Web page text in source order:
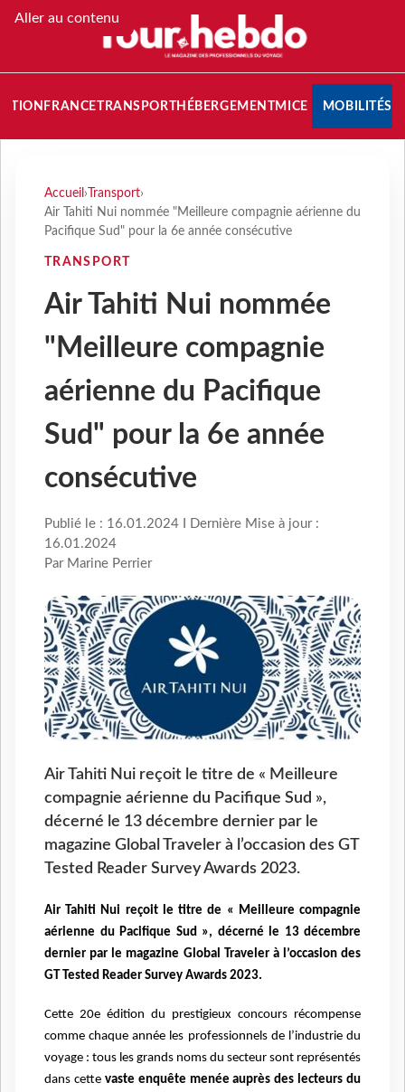
Aller au contenu
FRANCETRANSPORT HÉBERGEMENTMICE MOBILITÉS
Accueil › Transport›
Air Tahiti Nui nommée "Meilleure compagnie aérienne du
Pacifique Sud" pour la 6e année consécutive
TRANSPORT
Air Tahiti Nui nommée
"Meilleure compagnie
aérienne du Pacifique
Sud" pour la 6e année
consécutive
Publié le : 16.01.2024 I Dernière Mise à jour :
16.01.2024
Par Marine Perrier
Air Tahiti Nui reçoit le titre de « Meilleure
compagnie aérienne du Pacifique Sud »,
décerné le 13 décembre dernier par le
magazine Global Traveler à l’occasion des GT
Tested Reader Survey Awards 2023.
Air Tahiti Nui reçoit le titre de « Meilleure compagnie
aérienne du Pacifique Sud », décerné le 13 décembre
dernier par le magazine Global Traveler à l’occasion des
GT Tested Reader Survey Awards 2023.
Cette 20e édition du prestigieux concours récompense
comme chaque année les professionnels de l’industrie du
voyage : tous les grands noms du secteur sont représentés
dans cettevaste enquête menée auprès des lecteurs du